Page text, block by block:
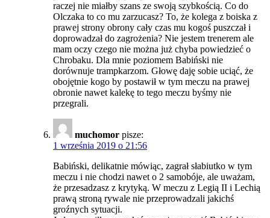
raczej nie miałby szans ze swoją szybkością. Co do
Olczaka to co mu zarzucasz? To, że kolega z boiska z
prawej strony obrony cały czas mu kogoś puszczał i
doprowadzał do zagrożenia? Nie jestem trenerem ale
mam oczy czego nie można już chyba powiedzieć o
Chrobaku. Dla mnie poziomem Babiński nie
dorównuje trampkarzom. Głowę daję sobie uciąć, że
obojętnie kogo by postawił w tym meczu na prawej
obronie nawet kalekę to tego meczu byśmy nie
przegrali.
muchomor pisze:
1 września 2019 o 21:56
Babiński, delikatnie mówiąc, zagrał słabiutko w tym
meczu i nie chodzi nawet o 2 samobóje, ale uważam,
że przesadzasz z krytyką. W meczu z Legią II i Lechią
prawą stroną rywale nie przeprowadzali jakichś
groźnych sytuacji.